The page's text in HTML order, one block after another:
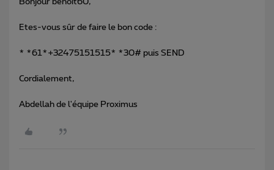
Bonjour benoit60,
Etes-vous sûr de faire le bon code :
* *61*+32475151515* *30# puis SEND
Cordialement,
Abdellah de l'équipe Proximus